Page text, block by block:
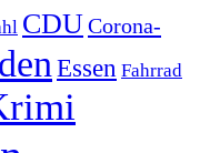
CDUCorona-
Essen Fahrrad